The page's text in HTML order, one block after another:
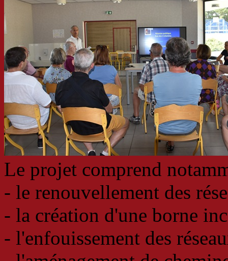
Le projet comprend
- le renouvellement des
- la création d'une borne
- l'enfouissement des